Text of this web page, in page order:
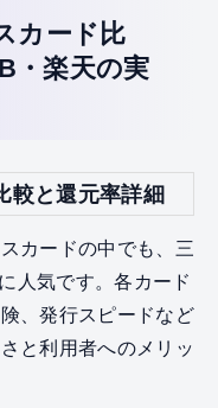
カード比
・楽天の実
較と還元率詳細
カードの中でも、三
人気です。各カード
、発行スピードなど
と利用者へのメリッ